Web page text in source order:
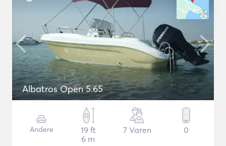
Albatros Open 5.65
Andere
19 ft
6 m
7 Varen 0